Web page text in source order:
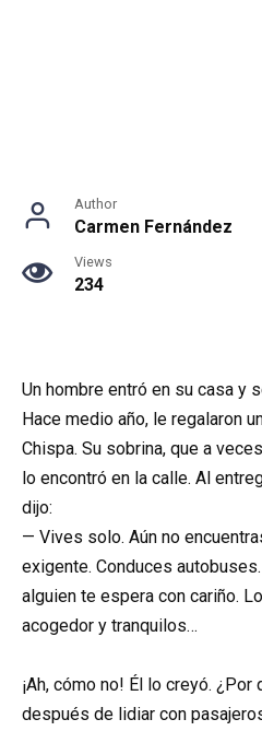
Author
Carmen Fernández
Views
234
Un hombre entró en su casa y
Hace medio año, le regalaron
Chispa. Su sobrina, que a
lo encontró en la calle. Al
dijo:
— Vives solo. Aún no
exigente. Conduces
alguien te espera con cariño.
acogedor y tranquilos…
¡Ah, cómo no! Él lo creyó.
después de lidiar con